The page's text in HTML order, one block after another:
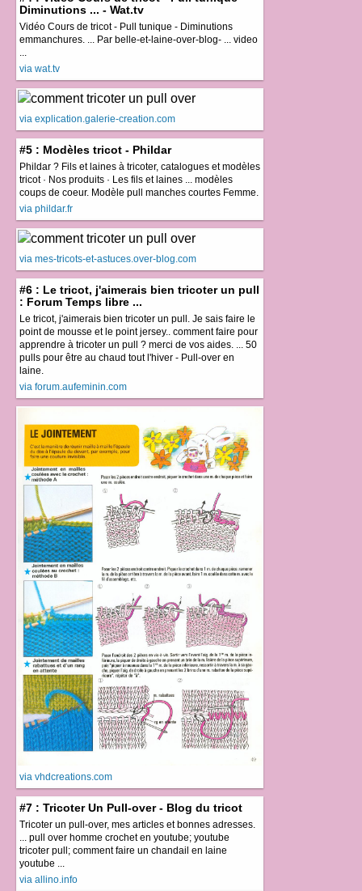
Diminutions ... - Wat.tv
Vidéo Cours de tricot - Pull tunique - Diminutions
emmanchures. ... Par belle-et-laine-over-blog- ... video
...
via wat.tv
via explication.galerie-creation.com
#5 : Modèles tricot - Phildar
Phildar ? Fils et laines à tricoter, catalogues et modèles
tricot · Nos produits · Les fils et laines ... modèles
coups de coeur. Modèle pull manches courtes Femme.
via phildar.fr
via mes-tricots-et-astuces.over-blog.com
#6 : Le tricot, j'aimerais bien tricoter un pull
: Forum Temps libre ...
Le tricot, j'aimerais bien tricoter un pull. Je sais faire le
point de mousse et le point jersey.. comment faire pour
apprendre à tricoter un pull ? merci de vos aides. ... 50
pulls pour être au chaud tout l'hiver - Pull-over en
laine.
via forum.aufeminin.com
via vhdcreations.com
#7 : Tricoter Un Pull-over - Blog du tricot
Tricoter un pull-over, mes articles et bonnes adresses.
... pull over homme crochet en youtube; youtube
tricoter pull; comment faire un chandail en laine
youtube ...
via allino.info